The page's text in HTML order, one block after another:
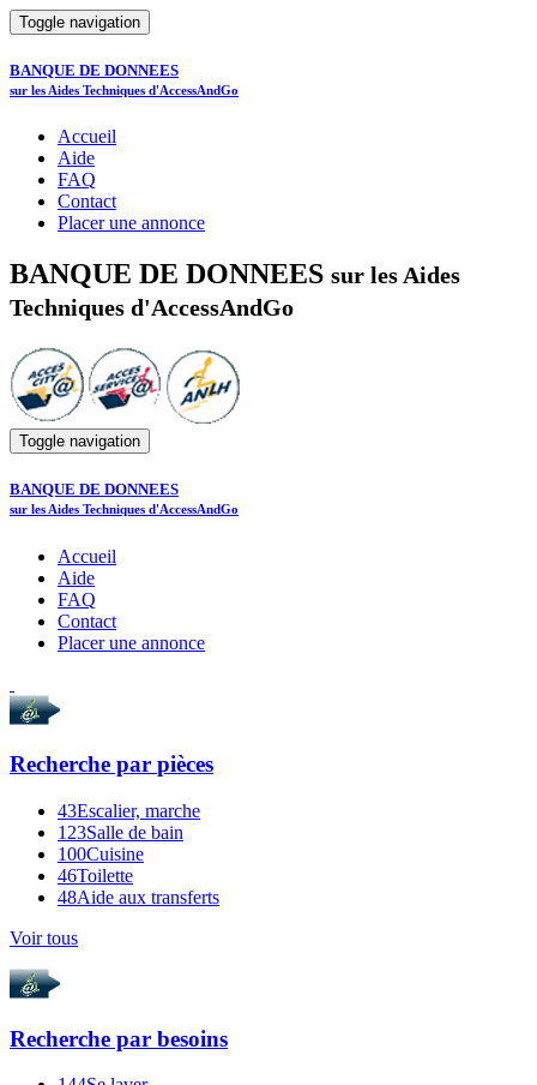
Toggle navigation
BANQUE DE DONNEES
sur les Aides Techniques d'AccessAndGo
Accueil
Aide
FAQ
Contact
Placer une annonce
BANQUE DE DONNEES sur les Aides
Techniques d'AccessAndGo
Toggle navigation
BANQUE DE DONNEES
sur les Aides Techniques d'AccessAndGo
Accueil
Aide
FAQ
Contact
Placer une annonce
Recherche par pièces
43Escalier, marche
123Salle de bain
100Cuisine
46Toilette
48Aide aux transferts
Voir tous
Recherche par besoins